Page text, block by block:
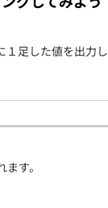
１足した値を出力
す。